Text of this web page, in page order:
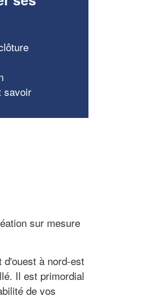
savoir
sur mesure
d'ouest à nord-est
Il est primordial
de vos